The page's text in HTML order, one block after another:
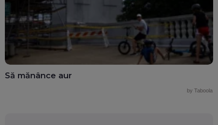
Să mănânce aur
by Taboola